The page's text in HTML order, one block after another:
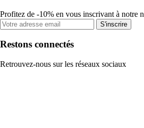
Profitez de -10% en vous inscrivant à notre
S'inscrire
Restons connectés
Retrouvez-nous sur les réseaux sociaux